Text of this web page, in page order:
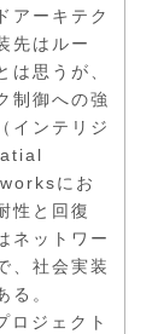
アーキテク
先はルー
は思うが、
制御への強
インテリジ
にお
性と回復
ネットワー
、社会実装
る。
ロジェクト